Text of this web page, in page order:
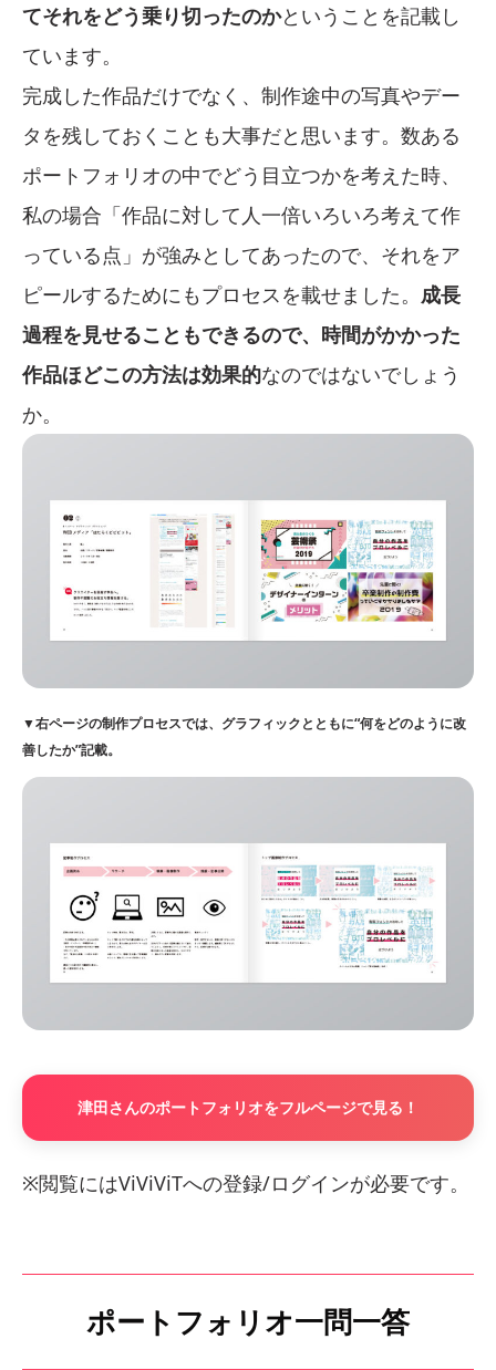
てそれをどう乗り切ったのかということを記載し
ています。
完成した作品だけでなく、制作途中の写真やデー
タを残しておくことも大事だと思います。数ある
ポートフォリオの中でどう目立つかを考えた時、
私の場合「作品に対して人一倍いろいろ考えて作
っている点」が強みとしてあったので、それをア
ピールするためにもプロセスを載せました。 成長
過程を見せることもできるので、時間がかかった
作品ほどこの方法は効果的なのではないでしょう
か。
▼右ページの制作プロセスでは、グラフィックとともに“何をどのように改
善したか”記載。
津田さんのポートフォリオをフルページで見る！
※閲覧にはViViViTへの登録/ログインが必要です。
ポートフォリオ一問一答